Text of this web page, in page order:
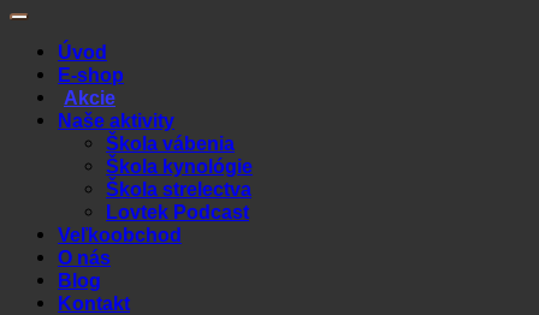
Úvod
E-shop
Akcie
Naše aktivity
Škola vábenia
Škola kynológie
Škola strelectva
Lovtek Podcast
Veľkoobchod
O nás
Blog
Kontakt